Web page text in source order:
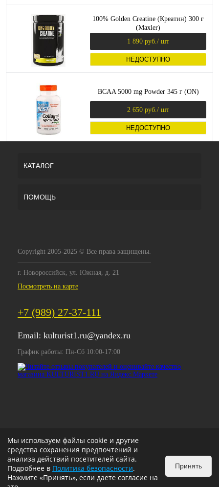
100% Golden Creatine (Креатин) 300 г
(Maxler)
1 890 руб. / шт
НЕДОСТУПНО
BCAA 5000 mg Powder 345 г (ON)
2 650 руб. / шт
НЕДОСТУПНО
КАТАЛОГ
ПОМОЩЬ
Copyright 2005-2025 © Все права защищены.
г. Новороссийск, ул. Южная, д. 21
Посмотреть на карте
+7 (989) 27-37-111
Email: kulturist1.ru@yandex.ru
График работы: Пн-Сб 10:00-17:00
Мы используем файлы cookie и другие
средства сохранения предпочтений и
анализа действий посетителей сайта.
Подробнее в Политика безопасности.
Нажмите «Принять», если даете согласие на
Принять